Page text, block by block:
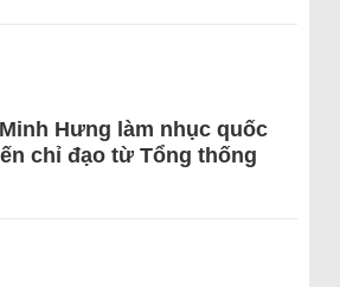
Hưng làm nhục quốc
chỉ đạo từ Tổng thống